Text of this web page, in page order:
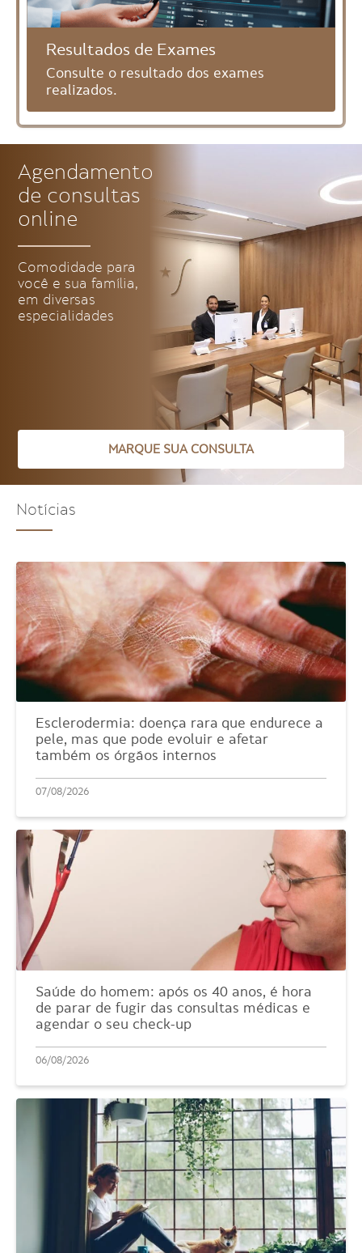
Resultados de Exames
Consulte o resultado dos exames
realizados.
Agendamento
de consultas
online
Comodidade para
você e sua família,
em diversas
especialidades
MARQUE SUA CONSULTA
Notícias
Esclerodermia: doença rara que endurece a
pele, mas que pode evoluir e afetar
também os órgãos internos
07/08/2026
Saúde do homem: após os 40 anos, é hora
de parar de fugir das consultas médicas e
agendar o seu check-up
06/08/2026